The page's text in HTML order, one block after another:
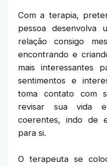
Com a terapia,
pessoa desenvolva
relação consigo
encontrando e
mais interessantes
sentimentos e
toma contato com
revisar sua vida
coerentes, indo de
para si.
O terapeuta se